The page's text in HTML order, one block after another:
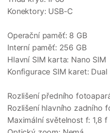
Konektory: USB-C
Operační paměť: 8 GB
Interní paměť: 256 GB
Hlavní SIM karta: Nano SIM
Konfigurace SIM karet: Dual
Rozlišení předního
Rozlišení hlavního zadního
Maximální světelnost f: 1,8 f